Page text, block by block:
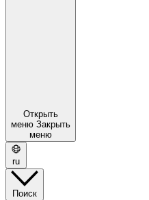
Открыть
меню Закрыть
меню
ru
Поиск